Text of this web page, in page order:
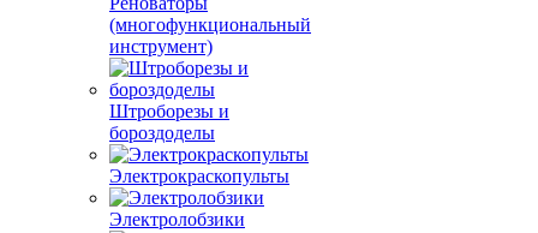
(многофункциональный
инструмент)
Штроборезы и
бороздоделы
Электрокраскопульты
Электролобзики